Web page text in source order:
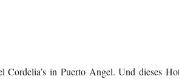
Cordelia’s in Puerto Angel. Und dieses